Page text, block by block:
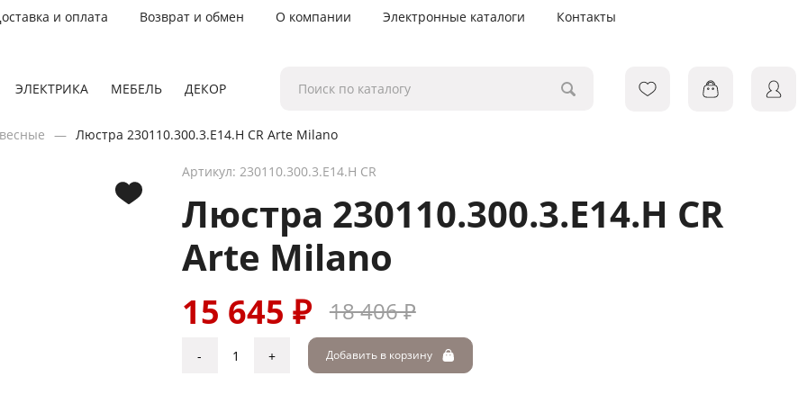
и оплата Возврат и обмен О компании Электронные каталоги Контакты
ЭЛЕКТРИКА МЕБЕЛЬ ДЕКОР
Люстра 230110.300.3.E14.H CR Arte Milano
Люстра 230110.300.3.E14.H CR
Arte Milano
Артикул: 230110.300.3.E14.H CR
18 406 ₽
15 645 ₽
- + Добавить в корзину